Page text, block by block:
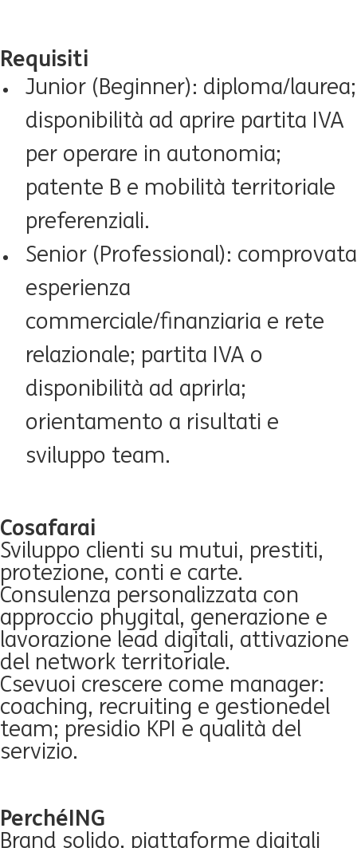
Requisiti
Junior (Beginner): diploma/laurea;
disponibilità ad aprire partita IVA
per operare in autonomia;
patente B e mobilità territoriale
preferenziali.
Senior (Professional): comprovata
esperienza
commerciale/finanziaria e rete
relazionale; partita IVA o
disponibilità ad aprirla;
orientamento a risultati e
sviluppo team.
Cosafarai
Sviluppo clienti su mutui, prestiti,
protezione, conti e carte.
Consulenza personalizzata con
approccio phygital, generazione e
lavorazione lead digitali, attivazione
del network territoriale.
Csevuoi crescere come manager:
coaching, recruiting e gestionedel
team; presidio KPI e qualità del
servizio.
PerchéING
Brand solido, piattaforme digitali